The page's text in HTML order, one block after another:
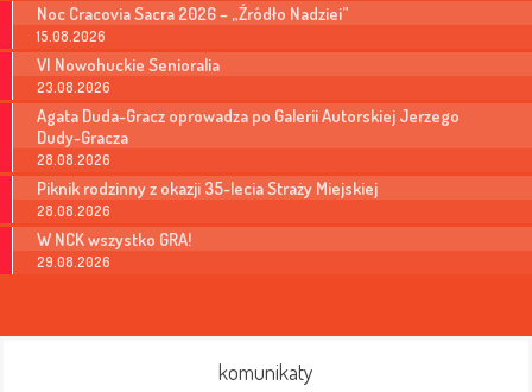
Noc Cracovia Sacra 2026 – „Źródło Nadziei”
15.08.2026
VI Nowohuckie Senioralia
23.08.2026
Agata Duda-Gracz oprowadza po Galerii Autorskiej Jerzego
Dudy-Gracza
28.08.2026
Piknik rodzinny z okazji 35-lecia Straży Miejskiej
28.08.2026
W NCK wszystko GRA!
29.08.2026
komunikaty